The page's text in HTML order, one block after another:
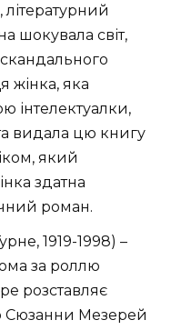
шокувала світ,
жінка, яка
інтелектуалки,
видала цю книгу
який
здатна
роман.
1919-1998) –
за роллю
розставляє
Сюзанни Мезерей